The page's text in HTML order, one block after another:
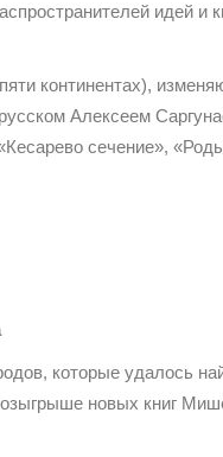
идей и
континентах),
Алексеем
сечение»,
которые удалось
новых книг